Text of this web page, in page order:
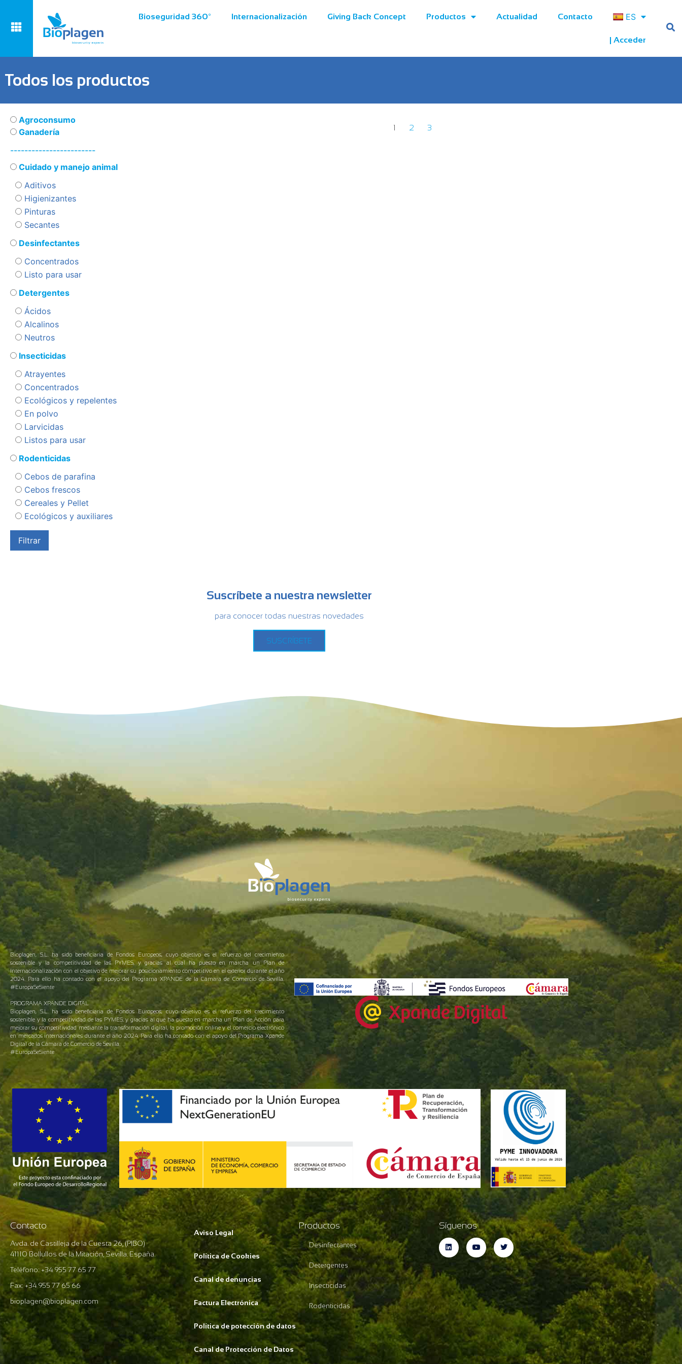
Bioseguridad 360º Internacionalización Giving Back Concept Productos Actualidad Contacto ES
| Acceder
Todos los productos
Agroconsumo
Ganadería
------------------------
Cuidado y manejo animal
Aditivos
Higienizantes
Pinturas
Secantes
Desinfectantes
Concentrados
Listo para usar
Detergentes
Ácidos
Alcalinos
Neutros
Insecticidas
Atrayentes
Concentrados
Ecológicos y repelentes
En polvo
Larvicidas
Listos para usar
Rodenticidas
Cebos de parafina
Cebos frescos
Cereales y Pellet
Ecológicos y auxiliares
1 2 3
Suscríbete a nuestra newsletter
para conocer todas nuestras novedades
SUSCRÍBETE
Bioplagen, S.L. ha sido beneficiaria de Fondos Europeos, cuyo objetivo es el refuerzo del crecimiento
sostenible y la competitividad de las PYMES, y gracias al cual ha puesto en marcha un Plan de
Internacionalización con el objetivo de mejorar su posicionamiento competitivo en el exterior durante el año
2024. Para ello ha contado con el apoyo del Programa XPANDE de la Cámara de Comercio de Sevilla.
#EuropaSeSiente
PROGRAMA XPANDE DIGITAL
Bioplagen, S.L. ha sido beneficiaria de Fondos Europeos, cuyo objetivo es el refuerzo del crecimiento
sostenible y la competitividad de las PYMES, y gracias al que ha puesto en marcha un Plan de Acción para
mejorar su competitividad mediante la transformación digital, la promoción online y el comercio electrónico
en mercados internacionales durante el año 2024. Para ello ha contado con el apoyo del Programa Xpande
Digital de la Cámara de Comercio de Sevilla.
#EuropaSeSiente
Contacto
Avda. de Castilleja de la Cuesta 26, (PIBO)
41110 Bollullos de la Mitación, Sevilla. España.
Teléfono: +34 955 77 65 77
Fax: +34 955 77 65 66
bioplagen@bioplagen.com
Aviso Legal
Política de Cookies
Canal de denuncias
Factura Electrónica
Política de potección de datos
Canal de Protección de Datos
Productos
Desinfectantes
Detergentes
Insecticidas
Rodenticidas
Síguenos